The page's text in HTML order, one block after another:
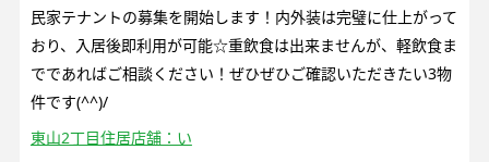
民家テナントの募集を開始します！内外装は完璧に仕上がって
おり、入居後即利用が可能☆重飲食は出来ませんが、軽飲食ま
でであればご相談ください！ぜひぜひご確認いただきたい3物
件です(^^)/
東山2丁目住居店舗：い